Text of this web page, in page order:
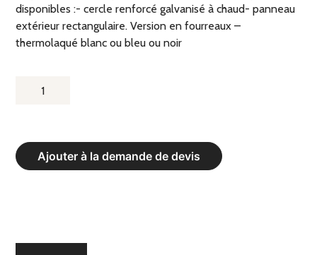
disponibles :- cercle renforcé galvanisé à chaud- panneau
extérieur rectangulaire. Version en fourreaux –
thermolaqué blanc ou bleu ou noir
Ajouter à la demande de devis
QUANTITÉ
DE
BASKET-